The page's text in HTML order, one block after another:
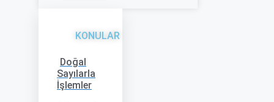
KONULAR
Doğal
Sayılarla
İşlemler